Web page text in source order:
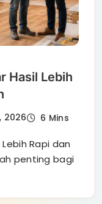
Hasil Lebih
2026 6 Mins
Rapi dan
penting bagi